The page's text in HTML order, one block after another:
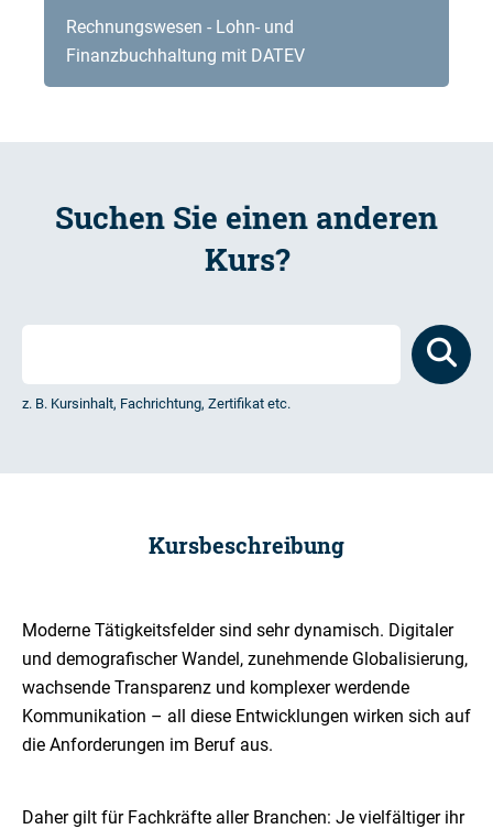
Rechnungswesen - Lohn- und
Finanzbuchhaltung mit DATEV
Suchen Sie einen anderen
Kurs?
z. B. Kursinhalt, Fachrichtung, Zertifikat etc.
Kursbeschreibung
Moderne Tätigkeitsfelder sind sehr dynamisch. Digitaler
und demografischer Wandel, zunehmende Globalisierung,
wachsende Transparenz und komplexer werdende
Kommunikation – all diese Entwicklungen wirken sich auf
die Anforderungen im Beruf aus.
Daher gilt für Fachkräfte aller Branchen: Je vielfältiger ihr